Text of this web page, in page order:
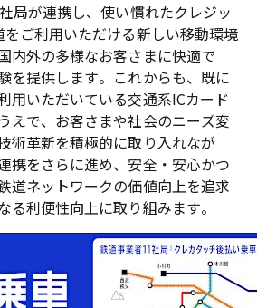
局が連携し、使い慣れたクレジッ
をご利用いただける新しい移動環境
内外の多様なお客さまに快適で
を提供します。これからも、既に
用いただいている交通系ICカード
えで、お客さまや社会のニーズ変
術革新を積極的に取り入れなが
携をさらに進め、安全・安心かつ
道ネットワークの価値向上を追求
る利便性向上に取り組みます。